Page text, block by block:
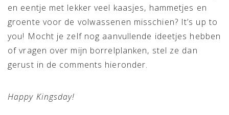
en eentje met lekker veel kaasjes, hammetjes en
groente voor de volwassenen misschien? It’s up to
you! Mocht je zelf nog aanvullende ideetjes hebben
of vragen over mijn borrelplanken, stel ze dan
gerust in de comments hieronder.
Happy Kingsday!